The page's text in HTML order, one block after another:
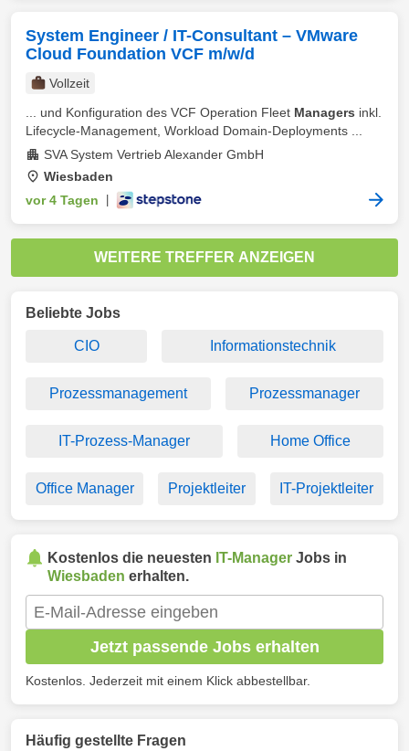
System Engineer / IT-Consultant – VMware
Cloud Foundation VCF m/w/d
Vollzeit
... und Konfiguration des VCF Operation Fleet Managers inkl.
Lifecycle‑Management, Workload Domain‑Deployments ...
SVA System Vertrieb Alexander GmbH
Wiesbaden
vor 4 Tagen
WEITERE TREFFER ANZEIGEN
Beliebte Jobs
CIO Informationstechnik
Prozessmanagement Prozessmanager
IT-Prozess-Manager Home Office
Office Manager Projektleiter IT-Projektleiter
Kostenlos die neuesten IT-Manager Jobs in
Wiesbaden erhalten.
Jetzt passende Jobs erhalten
Kostenlos. Jederzeit mit einem Klick abbestellbar.
Häufig gestellte Fragen